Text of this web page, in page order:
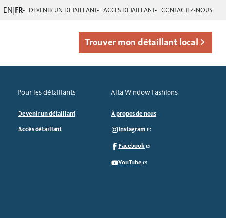
EN|FR DEVENIR UN DÉTAILLANT ACCÈS DÉTAILLANT CONTACTEZ-NOUS
Trouver mon détaillant local
Pour les détaillants
Devenir un détaillant
Accès détaillant
Alta Window Fashions
À propos de nous
Instagram
Facebook
YouTube